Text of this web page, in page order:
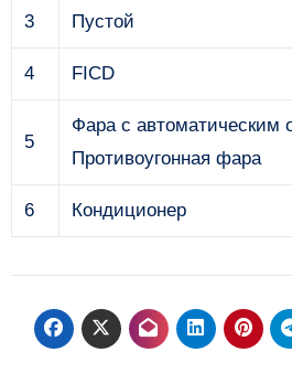
3 Пустой
4 FICD
5
Фара с автоматическим
Противоугонная фара
6 Кондиционер